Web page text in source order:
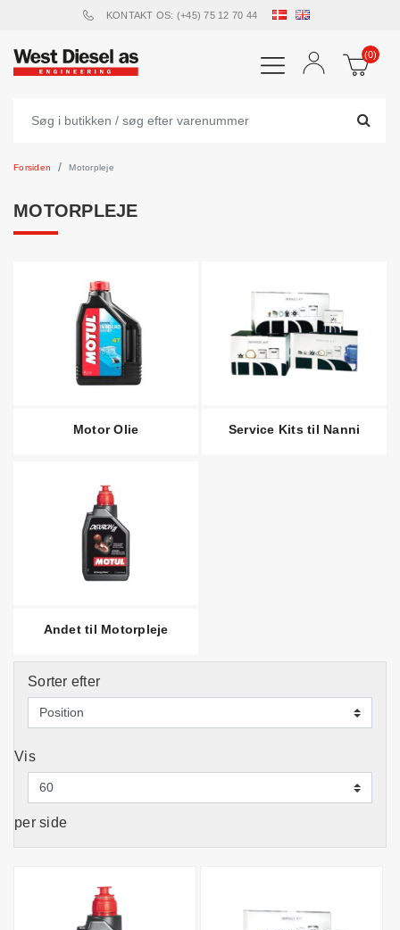
KONTAKT OS: (+45) 75 12 70 44
(0)
Forsiden Motorpleje
MOTORPLEJE
Motor Olie Service Kits til Nanni
Andet til Motorpleje
Sorter efter
Vis
per side